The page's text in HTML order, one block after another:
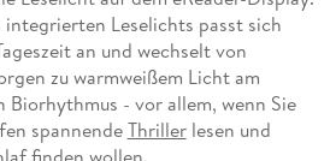
Leselichts passt sich
an und wechselt von
zu warmweißem Licht am
- vor allem, wenn Sie
spannendeThrillerlesen und